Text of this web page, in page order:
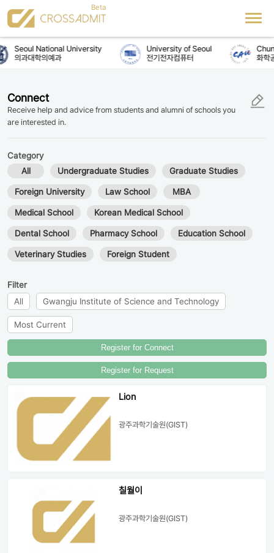
Seoul National University
의과대학의예과
University of Seoul
전기전자컴퓨터
화학
Connect
Receive help and advice from students and alumni of schools you
are interested in.
Category
All
Undergraduate Studies Graduate Studies
Foreign University Law School MBA
Medical School Korean Medical School
Dental School Pharmacy School Education School
Veterinary Studies Foreign Student
Filter
All
Gwangju Institute of Science and Technology
Most Current
Register for Connect
Register for Request
Lion
광주과학기술원(GIST)
칠월이
광주과학기술원(GIST)